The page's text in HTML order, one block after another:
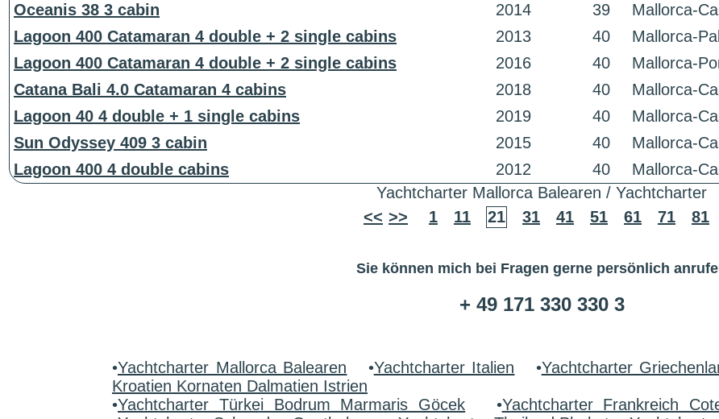
Oceanis 38 3 cabin
2014 39 Mallorca-
Lagoon 400 Catamaran 4 double + 2 single cabins
2013 40 Mallorca-
Lagoon 400 Catamaran 4 double + 2 single cabins
2016 40 Mallorca-
Catana Bali 4.0 Catamaran 4 cabins
2018 40 Mallorca-
Lagoon 40 4 double + 1 single cabins
2019 40 Mallorca-
Sun Odyssey 409 3 cabin
2015 40 Mallorca-
Lagoon 400 4 double cabins
2012 40 Mallorca-
Yachtcharter Mallorca Balearen / Yachtcharter
<< >> 1 11 21 31 41 51 61 71 81
Sie können mich bei Fragen gerne persönlich
+ 49 171 330 330 3
•Yachtcharter Mallorca Balearen •Yachtcharter Italien •Yachtcharter
Kroatien Kornaten Dalmatien Istrien
•Yachtcharter Türkei Bodrum Marmaris Göcek •Yachtcharter Frankreich